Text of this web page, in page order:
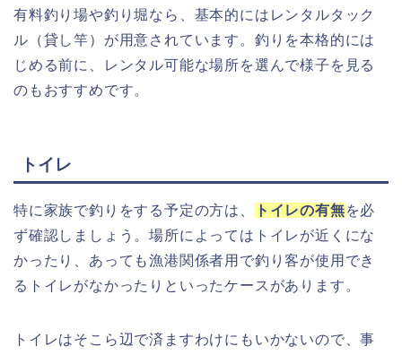
有料釣り場や釣り堀なら、基本的にはレンタルタック
ル（貸し竿）が用意されています。釣りを本格的には
じめる前に、レンタル可能な場所を選んで様子を見る
のもおすすめです。
トイレ
特に家族で釣りをする予定の方は、 トイレの有無を必
ず確認しましょう。場所によってはトイレが近くにな
かったり、あっても漁港関係者用で釣り客が使用でき
るトイレがなかったりといったケースがあります。
トイレはそこら辺で済ますわけにもいかないので、事